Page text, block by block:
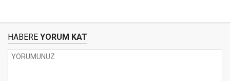
HABERE YORUM KAT